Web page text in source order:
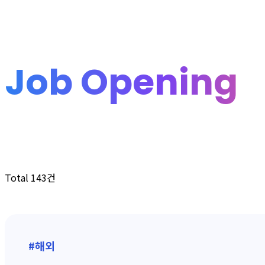
Job Opening
Total 143건
#해외